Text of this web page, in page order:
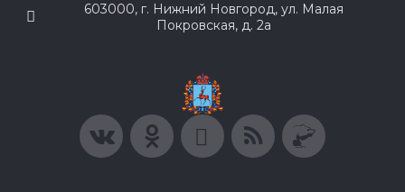
603000, г. Нижний Новгород, ул. Малая
Покровская, д. 2а